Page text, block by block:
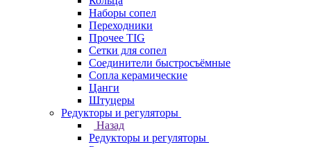
Наборы сопел
Переходники
Прочее TIG
Сетки для сопел
Соединители быстросъёмные
Сопла керамические
Цанги
Штуцеры
Редукторы и регуляторы
Назад
Редукторы и регуляторы